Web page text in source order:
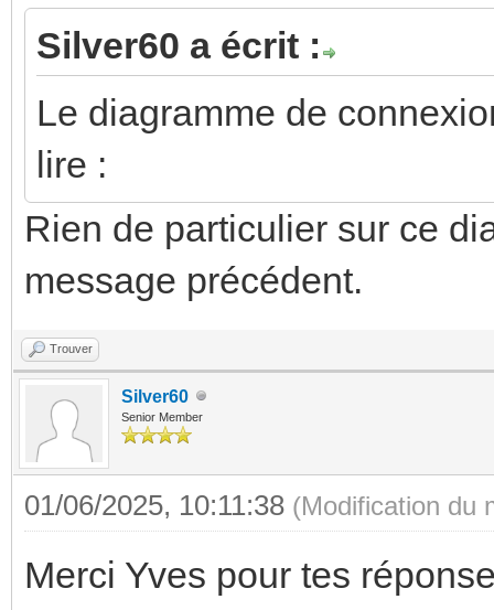
Silver60 a écrit :
Le diagramme de
lire :
Rien de particulier sur ce
message précédent.
Trouver
Silver60
Senior Member
01/06/2025, 10:11:38 (Modification du
Merci Yves pour tes